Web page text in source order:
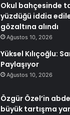
Okul bahçesinde
yüzdüğü iddia
gözaltına alındı
Ağustos 10, 2026
Yüksel Kılıçoğlu:
Paylaşıyor
Ağustos 10, 2026
Özgür Özel’in
büyük tartışma